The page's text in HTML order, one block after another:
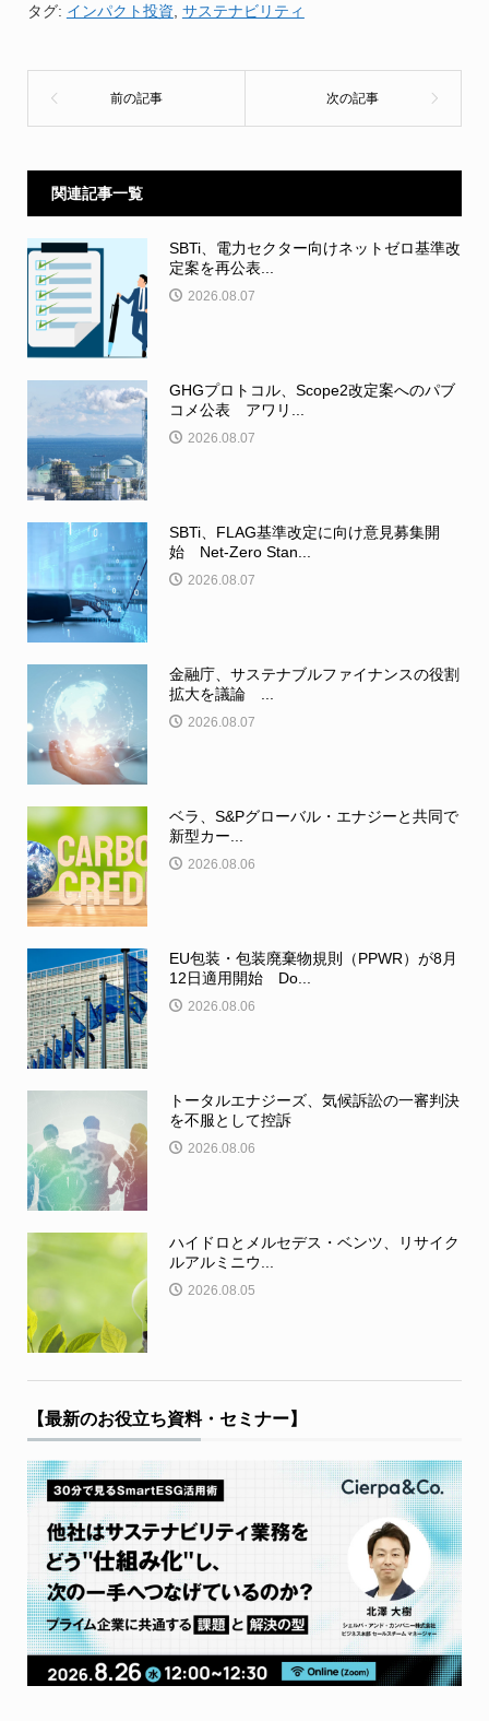
タグ: インパクト投資 サステナビリティ
関連記事一覧
SBTi、電力セクター向けネットゼロ基準改
定案を再公表...
2026.08.07
GHGプロトコル、Scope2改定案へのパブ
コメ公表 アワリ...
2026.08.07
SBTi、FLAG基準改定に向け意見募集開
始 Net-Zero Stan...
2026.08.07
金融庁、サステナブルファイナンスの役割
拡大を議論 ...
2026.08.07
ベラ、S&Pグローバル・エナジーと共同で
新型カー...
2026.08.06
EU包装・包装廃棄物規則（PPWR）が8月
12日適用開始 Do...
2026.08.06
トータルエナジーズ、気候訴訟の一審判決
を不服として控訴
2026.08.06
ハイドロとメルセデス・ベンツ、リサイク
ルアルミニウ...
2026.08.05
【最新のお役立ち資料・セミナー】